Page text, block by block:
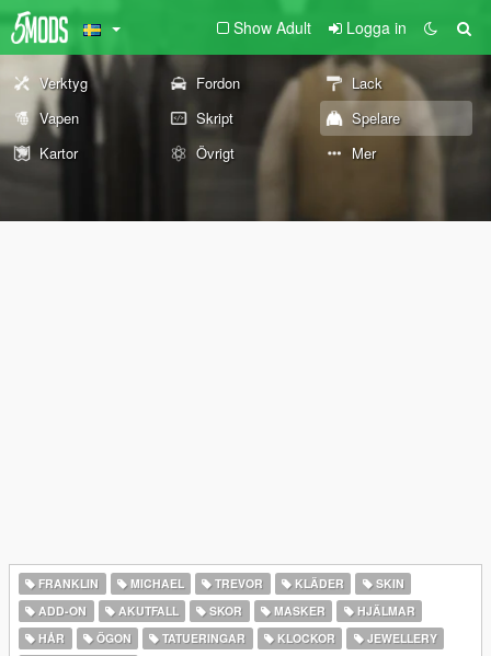
Show Adult Logga in
Verktyg Fordon
Lack
Vapen
Skript
Spelare
Kartor
Övrigt Mer
FRANKLIN MICHAEL TREVOR KLÄDER
SKIN
ADD-ON
AKUTFALL SKOR MASKER
HJÄLMAR
HÅR
ÖGON TATUERINGAR KLOCKOR
JEWELLERY